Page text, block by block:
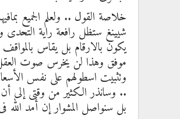
خلاصة القول .. ولعلم الجميع
شيينغ ستظل رافعة راية التحدى
يكون بالارقام بل يقاس
موفق وهذا لن يخرس صوت العقل
وتثبيت اسطولهم على نفس
.. وسانذر الكثير من وقتى إلى
بل سنواصل المشوار إن أمد الله